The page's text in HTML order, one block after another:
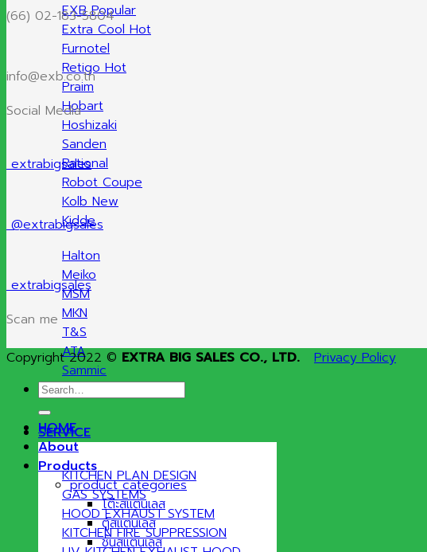
EXB
Extra Cool
Furnotel
Retigo
Praim
Hobart
Hoshizaki
Sanden
Rational
Robot Coupe
Kolb
Kidde
Halton
Meiko
MSM
MKN
T&S
ATA
Sammic
Hatco
SERVICE
KITCHEN PLAN DESIGN
GAS SYSTEMS
HOOD EXHAUST SYSTEM
KITCHEN FIRE SUPPRESSION
(66) 02-183-5804
info@exb.co.th
Social Media
extrabigsales
@extrabigsales
extrabigsales
Scan me
Copyright 2022 © EXTRA BIG SALES CO., LTD.
Privacy Policy
Search
for:
HOME
About
Products
product categories
โต๊ะสแตนเลส
ตู้สแตนเลส
ชั้นสแตนเลส